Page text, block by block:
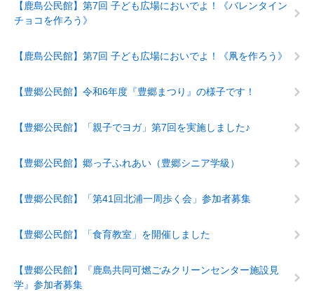
【鹿島公民館】第7回 子ども広場においでよ！《バレンタイン
チョコを作ろう》
【鹿島公民館】第7回 子ども広場においでよ！《凧を作ろう》
【豊郷公民館】令和6年度『豊郷まつり』の様子です！
【豊郷公民館】「親子でヨガ」第7回を実施しました♪
【豊郷公民館】郷っ子ふれあい（豊郷シニア学級）
【豊郷公民館】「第41回北浦一周歩く会」参加者募集
【豊郷公民館】「食育教室」を開催しました
【豊郷公民館】『鹿島共同可燃ごみクリーンセンター施設見
学』参加者募集